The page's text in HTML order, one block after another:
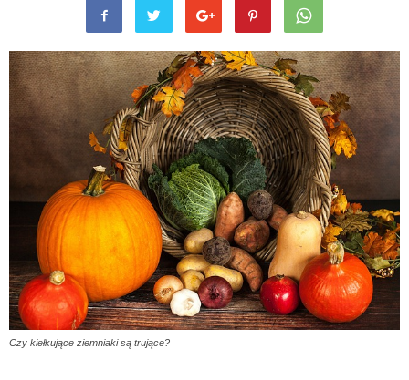
Czy kiełkujące ziemniaki są trujące?